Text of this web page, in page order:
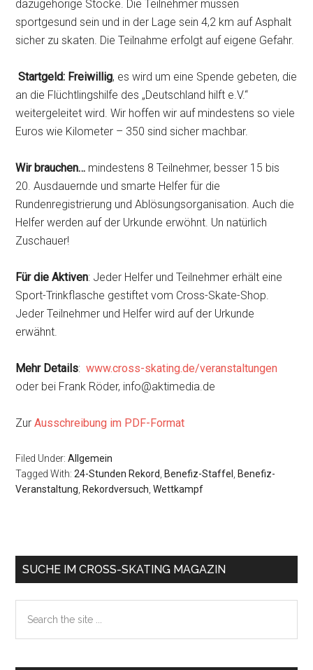
dazugehörige Stöcke. Die Teilnehmer müssen
sportgesund sein und in der Lage sein 4,2 km auf Asphalt
sicher zu skaten. Die Teilnahme erfolgt auf eigene Gefahr.
Startgeld: Freiwillig, es wird um eine Spende gebeten, die
an die Flüchtlingshilfe des „Deutschland hilft e.V.“
weitergeleitet wird. Wir hoffen wir auf mindestens so viele
Euros wie Kilometer – 350 sind sicher machbar.
Wir brauchen… mindestens 8 Teilnehmer, besser 15 bis
20. Ausdauernde und smarte Helfer für die
Rundenregistrierung und Ablösungsorganisation. Auch die
Helfer werden auf der Urkunde erwöhnt. Un natürlich
Zuschauer!
Für die Aktiven: Jeder Helfer und Teilnehmer erhält eine
Sport-Trinkflasche gestiftet vom Cross-Skate-Shop.
Jeder Teilnehmer und Helfer wird auf der Urkunde
erwähnt.
Mehr Details:www.cross-skating.de/veranstaltungen
oder bei Frank Röder, info@aktimedia.de
ZurAusschreibung im PDF-Format
Filed Under:Allgemein
Tagged With:24-Stunden Rekord, Benefiz-Staffel , Benefiz-
Veranstaltung, Rekordversuch,Wettkampf
Primary
SUCHE IM CROSS-SKATING MAGAZIN
the